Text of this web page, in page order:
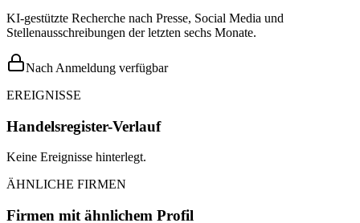
KI-gestützte Recherche nach Presse, Social Media und
Stellenausschreibungen der letzten sechs Monate.
Nach Anmeldung verfügbar
EREIGNISSE
Handelsregister-Verlauf
Keine Ereignisse hinterlegt.
ÄHNLICHE FIRMEN
Firmen mit ähnlichem Profil